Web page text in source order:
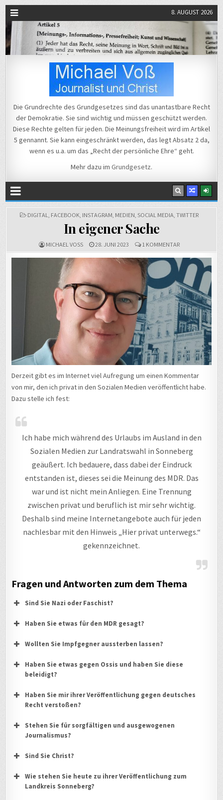
8. AUGUST 2026
Michael Voß
Die Grundrechte des Grundgesetzes sind das unantastbare Recht
der Demokratie. Sie sind wichtig und müssen geschützt werden.
Diese Rechte gelten für jeden. Die Meinungsfreiheit wird im Artikel
5 gennannt. Sie kann eingeschränkt werden, das legt Absatz 2 da,
wenn es u.a. um das „Recht der persönliche Ehre“ geht.
Mehr dazu im Grundgesetz.
POSTED
DIGITAL, FACEBOOK, INSTAGRAM, MEDIEN, SOCIAL MEDIA, TWITTER
In eigener Sache
MICHAEL VOSS 28. JUNI 2023 1 KOMMENTARZU
IN
EIGENER
SACHE
Derzeit gibt es im Internet viel Aufregung um einen Kommentar
von mir, den ich privat in den Sozialen Medien veröffentlicht habe.
Dazu stelle ich fest:
Ich habe mich während des Urlaubs im Ausland in den
Sozialen Medien zur Landratswahl in Sonneberg
geäußert. Ich bedauere, dass dabei der Eindruck
entstanden ist, dieses sei die Meinung des MDR. Das
war und ist nicht mein Anliegen. Eine Trennung
zwischen privat und beruflich ist mir sehr wichtig.
Deshalb sind meine Internetangebote auch für jeden
nachlesbar mit den Hinweis „Hier privat unterwegs.“
gekennzeichnet.
Fragen und Antworten zum dem Thema
Sind Sie Nazi oder Faschist?
Haben Sie etwas für den MDR gesagt?
Wollten Sie Impfgegner aussterben lassen?
Haben Sie etwas gegen Ossis und haben Sie diese
beleidigt?
Haben Sie mir ihrer Veröffentlichung gegen deutsches
Recht verstoßen?
Stehen Sie für sorgfältigen und ausgewogenen
Journalismus?
Sind Sie Christ?
Wie stehen Sie heute zu ihrer Veröffentlichung zum
Landkreis Sonneberg?